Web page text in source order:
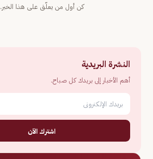
كن أول من يعلّق على هذا الخبر.
النشرة البريدية
أهم الأخبار إلى بريدك كل صباح.
اشترك الآن